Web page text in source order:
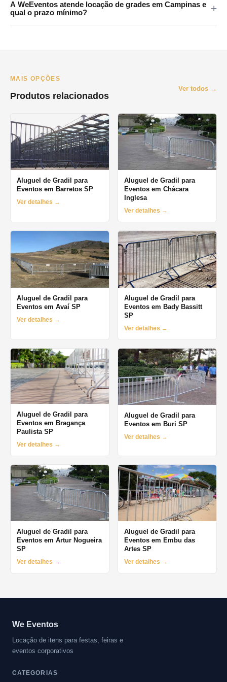
Bernardo do Campo, São Caetano do Sul, Diadema e Mauá.
A WeEventos atende locação de grades em Campinas e
qual o prazo mínimo?
MAIS OPÇÕES
Produtos relacionados
Ver todos →
Aluguel de Gradil para
Eventos em Barretos SP
Ver detalhes →
Aluguel de Gradil para
Eventos em Chácara
Inglesa
Ver detalhes →
Aluguel de Gradil para
Eventos em Avaí SP
Ver detalhes →
Aluguel de Gradil para
Eventos em Bady Bassitt
SP
Ver detalhes →
Aluguel de Gradil para
Eventos em Bragança
Paulista SP
Ver detalhes →
Aluguel de Gradil para
Eventos em Buri SP
Ver detalhes →
Aluguel de Gradil para
Eventos em Artur Nogueira
SP
Ver detalhes →
Aluguel de Gradil para
Eventos em Embu das
Artes SP
Ver detalhes →
We Eventos
Locação de itens para festas, feiras e
eventos corporativos
CATEGORIAS